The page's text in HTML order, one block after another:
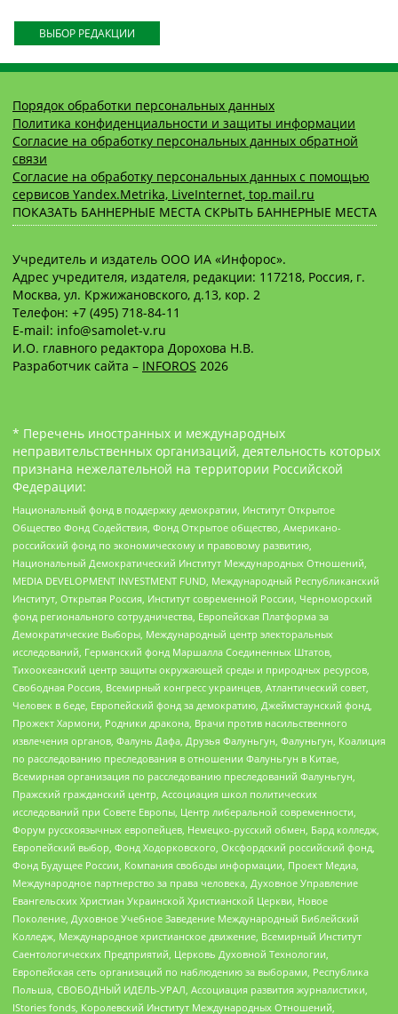
ВЫБОР РЕДАКЦИИ
Порядок обработки персональных данных
Политика конфиденциальности и защиты информации
Согласие на обработку персональных данных обратной
связи
Согласие на обработку персональных данных с помощью
сервисов Yandex.Metrika, LiveInternet, top.mail.ru
ПОКАЗАТЬ БАННЕРНЫЕ МЕСТА СКРЫТЬ БАННЕРНЫЕ МЕСТА
Учредитель и издатель ООО ИА «Инфорос».
Адрес учредителя, издателя, редакции: 117218, Россия, г.
Москва, ул. Кржижановского, д.13, кор. 2
Телефон: +7 (495) 718-84-11
E-mail: info@samolet-v.ru
И.О. главного редактора Дорохова Н.В.
Разработчик сайта – INFOROS 2026
* Перечень иностранных и международных
неправительственных организаций, деятельность которых
признана нежелательной на территории Российской
Федерации:
Национальный фонд в поддержку демократии, Институт Открытое
Общество Фонд Содействия, Фонд Открытое общество, Американо-
российский фонд по экономическому и правовому развитию,
Национальный Демократический Институт Международных Отношений,
MEDIA DEVELOPMENT INVESTMENT FUND, Международный Республиканский
Институт, Открытая Россия, Институт современной России, Черноморский
фонд регионального сотрудничества, Европейская Платформа за
Демократические Выборы, Международный центр электоральных
исследований, Германский фонд Маршалла Соединенных Штатов,
Тихоокеанский центр защиты окружающей среды и природных ресурсов,
Свободная Россия, Всемирный конгресс украинцев, Атлантический совет,
Человек в беде, Европейский фонд за демократию, Джеймстаунский фонд,
Прожект Хармони, Родники дракона, Врачи против насильственного
извлечения органов, Фалунь Дафа, Друзья Фалуньгун, Фалуньгун, Коалиция
по расследованию преследования в отношении Фалуньгун в Китае,
Всемирная организация по расследованию преследований Фалуньгун,
Пражский гражданский центр, Ассоциация школ политических
исследований при Совете Европы, Центр либеральной современности,
Форум русскоязычных европейцев, Немецко-русский обмен, Бард колледж,
Европейский выбор, Фонд Ходорковского, Оксфордский российский фонд,
Фонд Будущее России, Компания свободы информации, Проект Медиа,
Международное партнерство за права человека, Духовное Управление
Евангельских Христиан Украинской Христианской Церкви, Новое
Поколение, Духовное Учебное Заведение Международный Библейский
Колледж, Международное христианское движение, Всемирный Институт
Саентологических Предприятий, Церковь Духовной Технологии,
Европейская сеть организаций по наблюдению за выборами, Республика
Польша, СВОБОДНЫЙ ИДЕЛЬ-УРАЛ, Ассоциация развития журналистики,
IStories fonds, Королевский Институт Международных Отношений,